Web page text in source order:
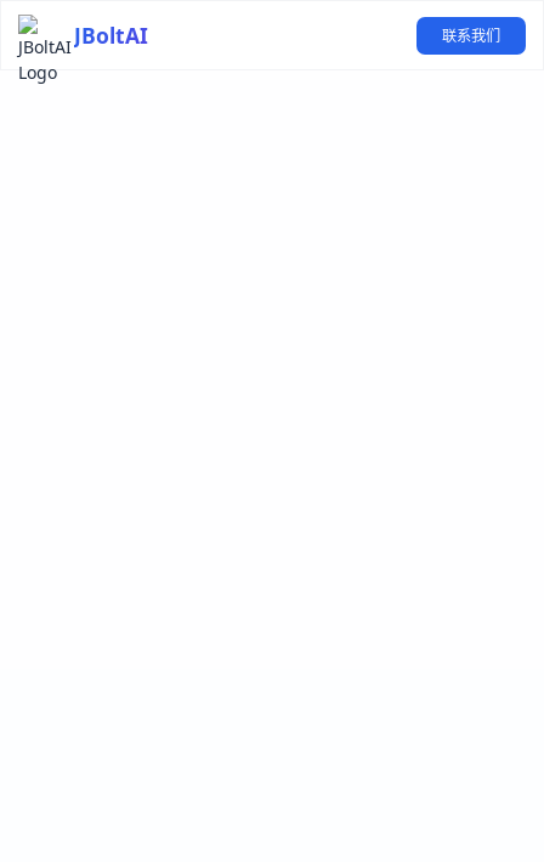
JBoltAI 联系我们